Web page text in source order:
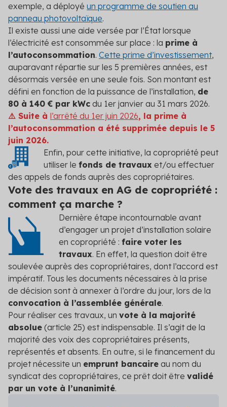
exemple, a déployé un programme de soutien au
panneau photovoltaïque.
Il existe aussi une aide versée par l’État lorsque
l’électricité est consommée sur place : la prime à
l’autoconsommation. Cette prime d’investissement,
auparavant répartie sur les 5 premières années, est
désormais versée en une seule fois. Son montant est
défini en fonction de la puissance de l’installation, de
80 à 140 € par kWc du 1er janvier au 31 mars 2026.
⚠️ Suite à l’arrêté du 1er juin 2026, la prime à
l’autoconsommation a été supprimée depuis le 5
juin 2026.
Enfin, pour cette initiative, la copropriété peut
utiliser le fonds de travaux et/ou effectuer
des appels de fonds auprès des copropriétaires.
Vote des travaux en AG de copropriété :
comment ça marche ?
Dernière étape incontournable avant
d’engager un projet d’installation solaire
en copropriété : faire voter les
travaux. En effet, la question doit être
soulevée auprès des copropriétaires, dont l’accord est
impératif. Tous les documents nécessaires à la prise
de décision sont à annexer à l’ordre du jour, lors de la
convocation à l’assemblée générale.
Pour réaliser ces travaux, un vote à la majorité
absolue (article 25) est indispensable. Il s’agit de la
majorité des voix des copropriétaires présents,
représentés et absents. En outre, si le financement du
projet nécessite un emprunt bancaire au nom du
syndicat des copropriétaires, ce prêt doit être validé
par un vote à l’unanimité.